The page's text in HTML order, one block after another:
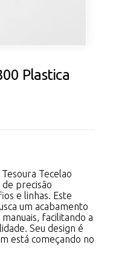
Plastica
Tecelao
precisão
e linhas. Este
um acabamento
facilitando a
Seu design é
está começando no